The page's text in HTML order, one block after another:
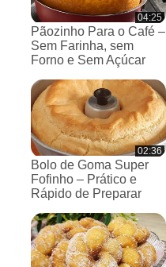
04:25
Pãozinho Para o Café –
Sem Farinha, sem
Forno e Sem Açúcar
02:36
Bolo de Goma Super
Fofinho – Prático e
Rápido de Preparar